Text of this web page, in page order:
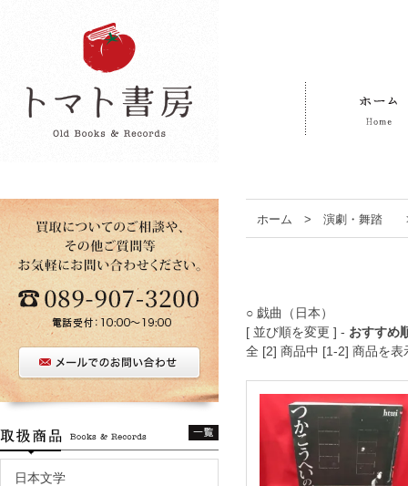
ホーム > 演劇・舞踏
○ 戯曲（日本）
[ 並び順を変更 ] - おすすめ
全 [2] 商品中 [1-2] 商品を表
日本文学